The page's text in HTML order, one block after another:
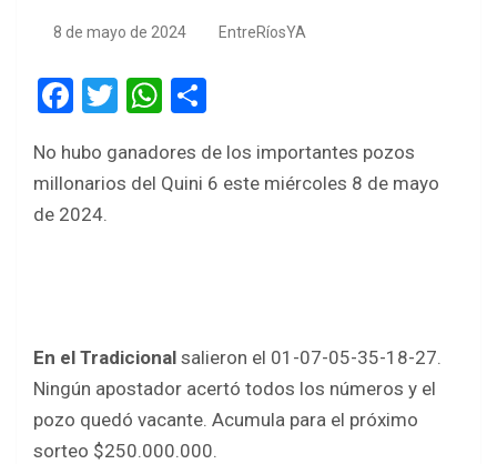
8 de mayo de 2024 EntreRíosYA
F
ce
b
T
tt
er
W
at
s
ar
e
No hubo ganadores de los importantes pozos
millonarios del Quini 6 este miércoles 8 de mayo
de 2024.
En el Tradicional salieron el 01-07-05-35-18-27.
Ningún apostador acertó todos los números y el
pozo quedó vacante. Acumula para el próximo
sorteo $250.000.000.